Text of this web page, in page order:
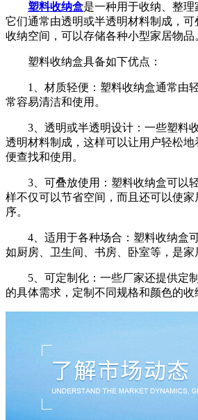
塑料收纳盒是一种用于收纳、整理
它们通常由透明或半透明材料制成，
收纳空间，可以存储各种小型家居物品
塑料收纳盒具备如下优点：
1、材质轻便：塑料收纳盒通常由
常容易清洁和使用。
3、透明或半透明设计：一些塑料
透明材料制成，这样可以让用户轻松
便查找和使用。
3、可叠放使用：塑料收纳盒可以
样不仅可以节省空间，而且还可以使
序。
4、适用于各种场合：塑料收纳盒可
如厨房、卫生间、书房、卧室等，是家
5、可定制化：一些厂家还提供定
的具体需求，定制不同规格和颜色的收